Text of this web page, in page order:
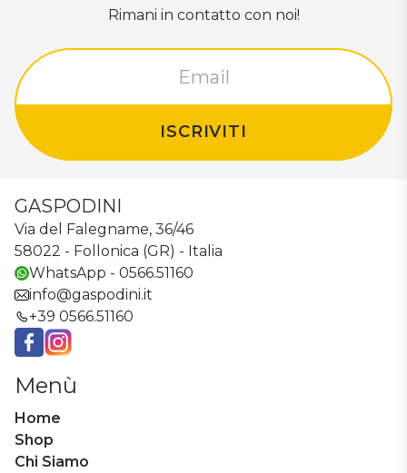
Rimani in contatto con noi!
ISCRIVITI
GASPODINI
Via del Falegname, 36/46
58022 - Follonica (GR) - Italia
WhatsApp - 0566.51160
info@gaspodini.it
+39 0566.51160
Menù
Home
Shop
Chi Siamo